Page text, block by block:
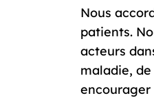
Nous
patients.
acteurs
maladie,